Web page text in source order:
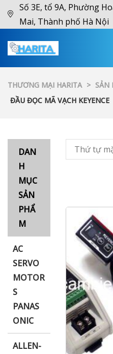
Số 3E, tổ 9A, Phường
Mai, Thành phố Hà Nội
THƯƠNG MẠI HARITA > SẢN
ĐẦU ĐỌC MÃ VẠCH KEYENCE
DAN
H
MỤC
SẢN
PHẨ
M
AC
SERVO
MOTOR
S
PANAS
ONIC
ALLEN-
Thứ tự
XNK